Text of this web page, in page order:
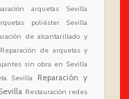
arquetas Sevilla
poliéster Sevilla
de alcantarillado y
Reparación de arquetas y
sin obra en Sevilla
Sevilla
Reparación y
Restauración redes